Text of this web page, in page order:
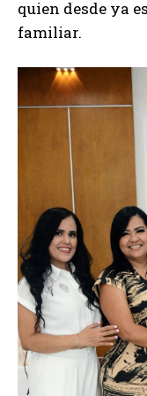
quien desde ya
familiar.